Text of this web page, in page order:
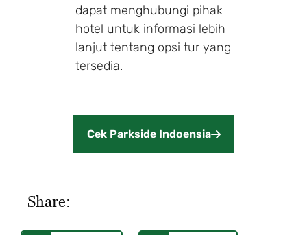
dapat menghubungi pihak
hotel untuk informasi lebih
lanjut tentang opsi tur yang
tersedia.
Cek Parkside Indoensia
Share: